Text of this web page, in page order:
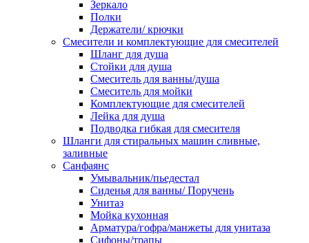
Зеркало
Полки
Держатели/ крючки
Смесители и комплектующие для смесителей
Шланг для душа
Стойки для душа
Смеситель для ванны/душа
Смеситель для мойки
Комплектующие для смесителей
Лейка для душа
Подводка гибкая для смесителя
Шланги для стиральных машин сливные,
заливные
Санфаянс
Умывальник/пьедестал
Сиденья для ванны/ Поручень
Унитаз
Мойка кухонная
Арматура/гофра/манжеты для унитаза
Сифоны/трапы